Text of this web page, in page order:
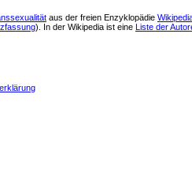
aus der freien Enzyklopädie
). In der Wikipedia ist eine Liste der